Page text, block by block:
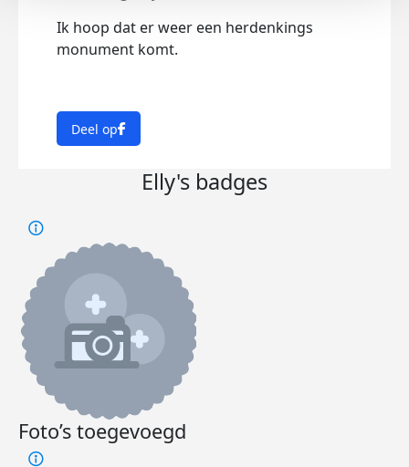
Ik hoop dat er weer een herdenkings
monument komt.
Deel op
Elly's badges
Foto’s toegevoegd